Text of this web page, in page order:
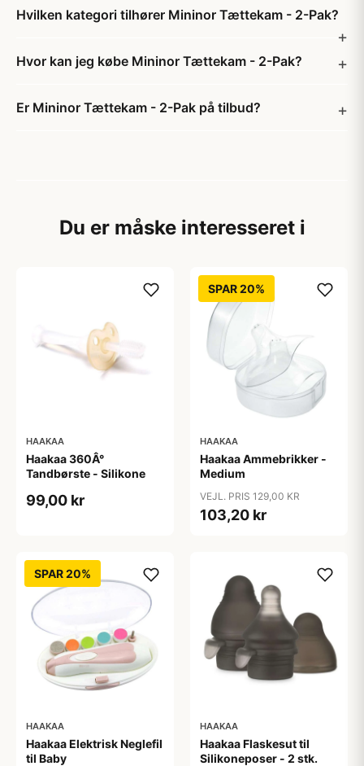
Hvilken kategori tilhører Mininor Tættekam - 2-Pak?
Hvor kan jeg købe Mininor Tættekam - 2-Pak?
Er Mininor Tættekam - 2-Pak på tilbud?
Du er måske interesseret i
HAAKAA
Haakaa 360Â°
Tandbørste - Silikone
99,00 kr
SPAR 20%
HAAKAA
Haakaa Ammebrikker -
Medium
VEJL. PRIS 129,00 KR
103,20 kr
SPAR 20%
HAAKAA
Haakaa Elektrisk Neglefil
til Baby
HAAKAA
Haakaa Flaskesut til
Silikoneposer - 2 stk.